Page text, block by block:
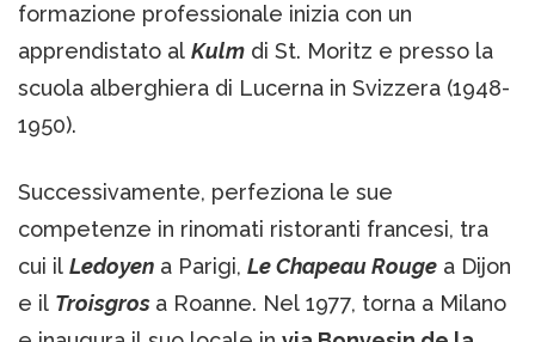
formazione professionale inizia con un
apprendistato al Kulm di St. Moritz e presso la
scuola alberghiera di Lucerna in Svizzera (1948-
1950).
Successivamente, perfeziona le sue
competenze in rinomati ristoranti francesi, tra
cui il Ledoyen a Parigi, Le Chapeau Rouge a Dijon
e il Troisgros a Roanne. Nel 1977, torna a Milano